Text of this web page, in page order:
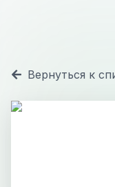
Вернуться к